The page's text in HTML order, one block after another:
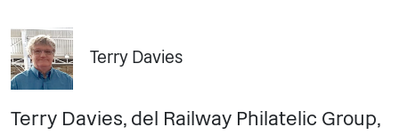
Terry Davies
Terry Davies, del Railway Philatelic Group,